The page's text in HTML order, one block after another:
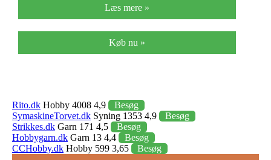
Læs mere »
Køb nu »
Rito.dk Hobby 4008 4,9
Besøg
SymaskineTorvet.dk Syning 1353 4,9
Besøg
Strikkes.dk Garn 171 4,5
Besøg
Hobbygarn.dk Garn 13 4,4
Besøg
CCHobby.dk Hobby 599 3,65
Besøg